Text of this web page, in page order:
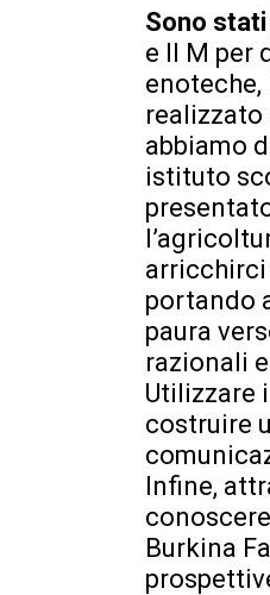
Sono
e II M per
realizzato
abbiamo
istituto
arricchirci
portando
paura
razionali
Utilizzare
costruire
Infine,
Burkina